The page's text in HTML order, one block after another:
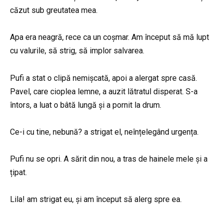
căzut sub greutatea mea.
Apa era neagră, rece ca un coșmar. Am început să mă lupt
cu valurile, să strig, să implor salvarea.
Pufi a stat o clipă nemișcată, apoi a alergat spre casă.
Pavel, care cioplea lemne, a auzit lătratul disperat. S-a
întors, a luat o bâtă lungă și a pornit la drum.
Ce-i cu tine, nebună? a strigat el, neînțelegând urgența.
Pufi nu se opri. A sărit din nou, a tras de hainele mele și a
țipat.
Lila! am strigat eu, și am început să alerg spre ea.